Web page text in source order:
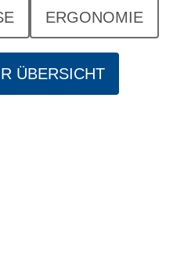
ERGONOMIE
ÜBERSICHT